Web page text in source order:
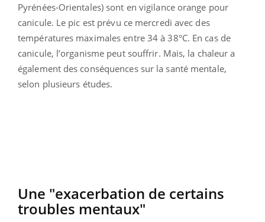
Pyrénées-Orientales) sont en vigilance orange pour
canicule. Le pic est prévu ce mercredi avec des
températures maximales entre 34 à 38°C. En cas de
canicule, l’organisme peut souffrir. Mais, la chaleur a
également des conséquences sur la santé mentale,
selon plusieurs études.
Une "exacerbation de certains
troubles mentaux"